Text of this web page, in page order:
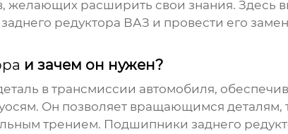
желающих расширить свои знания.
редуктора ВАЗ и провести его
и зачем он нужен?
в трансмиссии автомобиля,
Он позволяет вращающимся
трением. Подшипники заднего